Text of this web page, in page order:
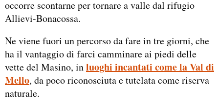
occorre scontarne per tornare a valle dal rifugio
Allievi-Bonacossa.
Ne viene fuori un percorso da fare in tre giorni, che
ha il vantaggio di farci camminare ai piedi delle
vette del Masino, inluoghi incantati come la Val di
Mello, da poco riconosciuta e tutelata come riserva
naturale.